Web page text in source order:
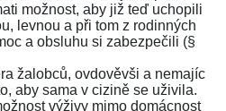
možnost, aby již teď uchopili
levnou a při tom z rodinných
a obsluhu si zabezpečili (§
žalobců, ovdověvši a nemajíc
aby sama v cizině se uživila.
výživy mimo domácnost